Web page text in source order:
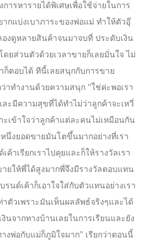
ารหารายได้พิเศษเพื่อใช้จ่ายในการ
กแบ่งเบาภาระของพ่อแม่ ทำให้ตัวอุ๊
องดูหลายสินค้าจนมาจบที่ ประดับเงิน
ดยส่วนตัวด้วยเวลาขายก็เลยมั่นใจ ไม่
ก็ตอบได้ ทีนี้เลยสนุกกับการขาย
าทำงานด้วยความสนุก “ใช่ค่ะพอเรา
ะมีความสุขที่ได้ทำไม่ว่าลูกค้าจะเหวี่
ะเข้าใจว่าลูกค้าแต่ละคนไม่เหมือนกัน
นึ่งยอดขายมันโตขึ้นมากอย่างที่เรา
ค้าเรียกเราไปคุยและก็ให้รางวัลเรา
ยให้พี่ได้สูงมากพี่จึงมีรางวัลตอบแทน
นด์เค้าก็เอาใจใส่กับตัวแทนอย่างเรา
ตัวเพราะมันเห็นผลลัพธ์จริงๆและได้
นจากทางบ้านเลยในการเรียนและยัง
งพ่อกับแม่ก็ภูมิใจมาก” เรียกว่าตอนนี้